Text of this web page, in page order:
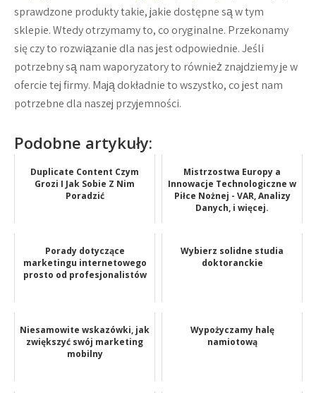
sprawdzone produkty takie, jakie dostępne są w tym
sklepie. Wtedy otrzymamy to, co oryginalne. Przekonamy
się czy to rozwiązanie dla nas jest odpowiednie. Jeśli
potrzebny są nam waporyzatory to również znajdziemy je w
ofercie tej firmy. Mają dokładnie to wszystko, co jest nam
potrzebne dla naszej przyjemności.
Podobne artykuły:
Duplicate Content Czym
Grozi I Jak Sobie Z Nim
Poradzić
Mistrzostwa Europy a
Innowacje Technologiczne w
Piłce Nożnej - VAR, Analizy
Danych, i więcej.
Porady dotyczące
marketingu internetowego
prosto od profesjonalistów
Wybierz solidne studia
doktoranckie
Niesamowite wskazówki, jak
zwiększyć swój marketing
mobilny
Wypożyczamy halę
namiotową